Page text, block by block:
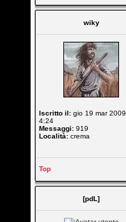
wiky
Iscritto il: gio 19 mar 2009,
4:24
Messaggi: 919
Località: crema
Top
[pdL]